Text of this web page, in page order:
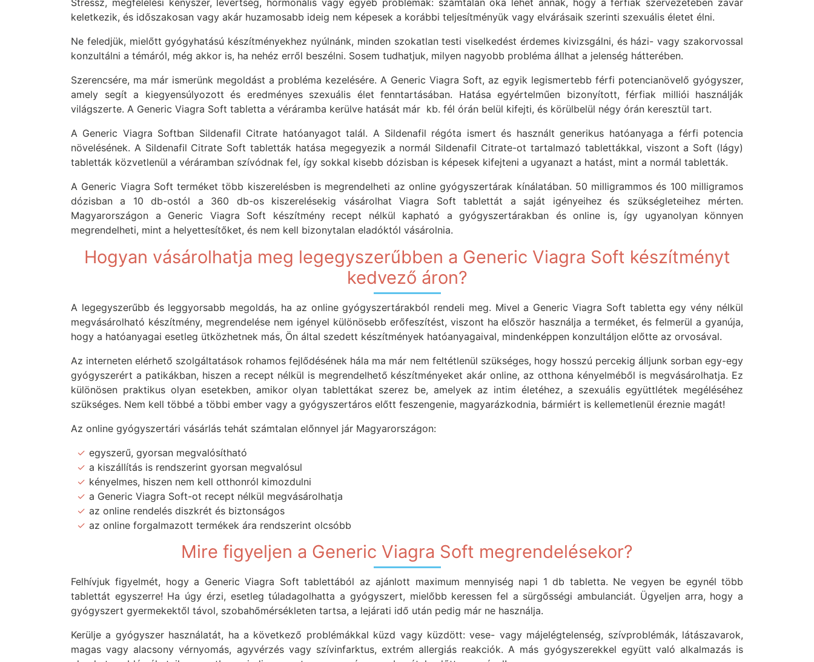
Stressz, megfelelési kényszer, levertség, hormonális vagy egyéb problémák: számtalan oka lehet annak, hogy a férfiak szervezetében zavar
keletkezik, és időszakosan vagy akár huzamosabb ideig nem képesek a korábbi teljesítményük vagy elvárásaik szerinti szexuális életet élni.
Ne feledjük, mielőtt gyógyhatású készítményekhez nyúlnánk, minden szokatlan testi viselkedést érdemes kivizsgálni, és házi- vagy szakorvossal
konzultálni a témáról, még akkor is, ha nehéz erről beszélni. Sosem tudhatjuk, milyen nagyobb probléma állhat a jelenség hátterében.
Szerencsére, ma már ismerünk megoldást a probléma kezelésére. A Generic Viagra Soft, az egyik legismertebb férfi potencianövelő gyógyszer,
amely segít a kiegyensúlyozott és eredményes szexuális élet fenntartásában. Hatása egyértelműen bizonyított, férfiak milliói használják
világszerte. A Generic Viagra Soft tabletta a véráramba kerülve hatását már kb. fél órán belül kifejti, és körülbelül négy órán keresztül tart.
A Generic Viagra Softban Sildenafil Citrate hatóanyagot talál. A Sildenafil régóta ismert és használt generikus hatóanyaga a férfi potencia
növelésének. A Sildenafil Citrate Soft tabletták hatása megegyezik a normál Sildenafil Citrate-ot tartalmazó tablettákkal, viszont a Soft (lágy)
tabletták közvetlenül a véráramban szívódnak fel, így sokkal kisebb dózisban is képesek kifejteni a ugyanazt a hatást, mint a normál tabletták.
A Generic Viagra Soft terméket több kiszerelésben is megrendelheti az online gyógyszertárak kínálatában. 50 milligrammos és 100 milligramos
dózisban a 10 db-ostól a 360 db-os kiszerelésekig vásárolhat Viagra Soft tablettát a saját igényeihez és szükségleteihez mérten.
Magyarországon a Generic Viagra Soft készítmény recept nélkül kapható a gyógyszertárakban és online is, így ugyanolyan könnyen
megrendelheti, mint a helyettesítőket, és nem kell bizonytalan eladóktól vásárolnia.
Hogyan vásárolhatja meg legegyszerűbben a Generic Viagra Soft készítményt
kedvező áron?
A legegyszerűbb és leggyorsabb megoldás, ha az online gyógyszertárakból rendeli meg. Mivel a Generic Viagra Soft tabletta egy vény nélkül
megvásárolható készítmény, megrendelése nem igényel különösebb erőfeszítést, viszont ha először használja a terméket, és felmerül a gyanúja,
hogy a hatóanyagai esetleg ütközhetnek más, Ön által szedett készítmények hatóanyagaival, mindenképpen konzultáljon előtte az orvosával.
Az interneten elérhető szolgáltatások rohamos fejlődésének hála ma már nem feltétlenül szükséges, hogy hosszú percekig álljunk sorban egy-egy
gyógyszerért a patikákban, hiszen a recept nélkül is megrendelhető készítményeket akár online, az otthona kényelméből is megvásárolhatja. Ez
különösen praktikus olyan esetekben, amikor olyan tablettákat szerez be, amelyek az intim életéhez, a szexuális együttlétek megéléséhez
szükséges. Nem kell többé a többi ember vagy a gyógyszertáros előtt feszengenie, magyarázkodnia, bármiért is kellemetlenül éreznie magát!
Az online gyógyszertári vásárlás tehát számtalan előnnyel jár Magyarországon:
egyszerű, gyorsan megvalósítható
a kiszállítás is rendszerint gyorsan megvalósul
kényelmes, hiszen nem kell otthonról kimozdulni
a Generic Viagra Soft-ot recept nélkül megvásárolhatja
az online rendelés diszkrét és biztonságos
az online forgalmazott termékek ára rendszerint olcsóbb
Mire figyeljen a Generic Viagra Soft megrendelésekor?
Felhívjuk figyelmét, hogy a Generic Viagra Soft tablettából az ajánlott maximum mennyiség napi 1 db tabletta. Ne vegyen be egynél több
tablettát egyszerre! Ha úgy érzi, esetleg túladagolhatta a gyógyszert, mielőbb keressen fel a sürgősségi ambulanciát. Ügyeljen arra, hogy a
gyógyszert gyermekektől távol, szobahőmérsékleten tartsa, a lejárati idő után pedig már ne használja.
Kerülje a gyógyszer használatát, ha a következő problémákkal küzd vagy küzdött: vese- vagy májelégtelenség, szívproblémák, látászavarok,
magas vagy alacsony vérnyomás, agyvérzés vagy szívinfarktus, extrém allergiás reakciók. A más gyógyszerekkel együtt való alkalmazás is